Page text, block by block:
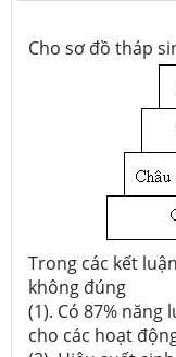
Cho sơ đồ tháp
Trong các kết
không đúng
(1). Có 87%
cho các hoạt